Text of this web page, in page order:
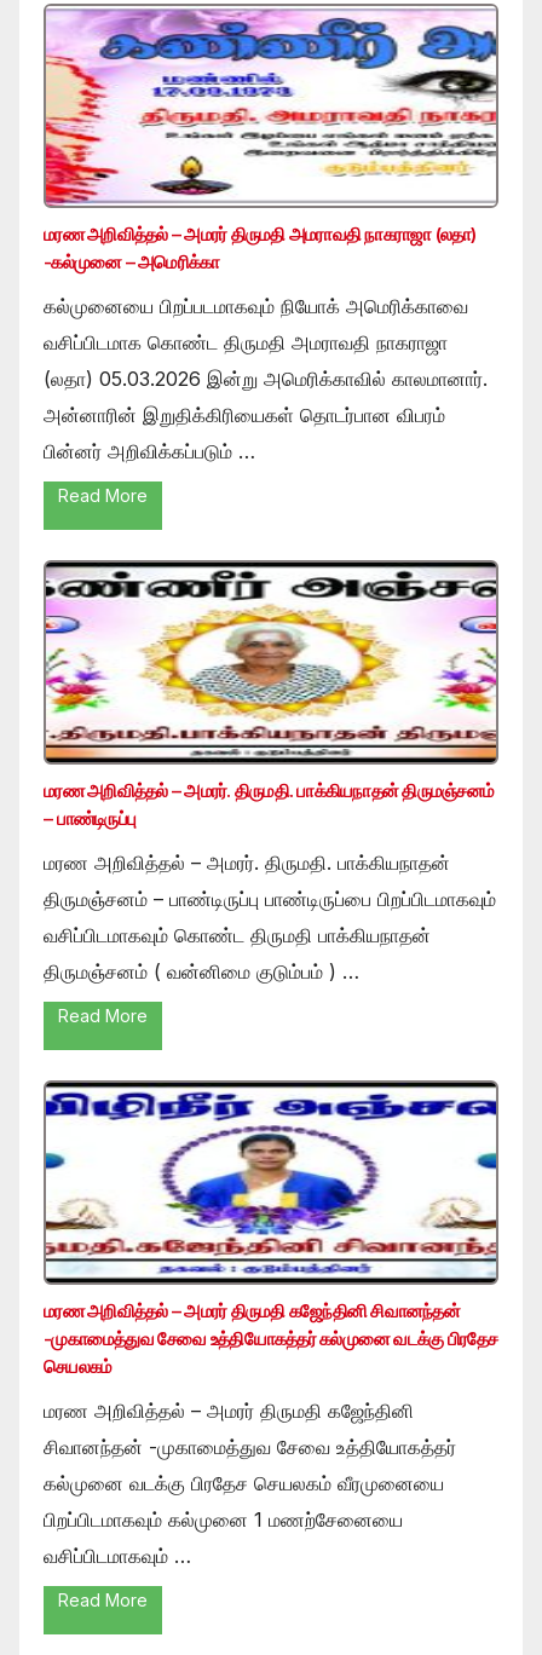
மரண அறிவித்தல் – அமரர் திருமதி அமராவதி நாகராஜா (லதா)
-கல்முனை – அமெரிக்கா
கல்முனையை பிறப்படமாகவும் நியோக் அமெரிக்காவை
வசிப்பிடமாக கொண்ட திருமதி அமராவதி நாகராஜா
(லதா) 05.03.2026 இன்று அமெரிக்காவில் காலமானார்.
அன்னாரின் இறுதிக்கிரியைகள் தொடர்பான விபரம்
பின்னர் அறிவிக்கப்படும் …
Read More
மரண அறிவித்தல் – அமரர். திருமதி. பாக்கியநாதன் திருமஞ்சனம்
– பாண்டிருப்பு
மரண அறிவித்தல் – அமரர். திருமதி. பாக்கியநாதன்
திருமஞ்சனம் – பாண்டிருப்பு பாண்டிருப்பை பிறப்பிடமாகவும்
வசிப்பிடமாகவும் கொண்ட திருமதி பாக்கியநாதன்
திருமஞ்சனம் ( வன்னிமை குடும்பம் ) …
Read More
மரண அறிவித்தல் – அமரர் திருமதி கஜேந்தினி சிவானந்தன்
-முகாமைத்துவ சேவை உத்தியோகத்தர் கல்முனை வடக்கு பிரதேச
செயலகம்
மரண அறிவித்தல் – அமரர் திருமதி கஜேந்தினி
சிவானந்தன் -முகாமைத்துவ சேவை உத்தியோகத்தர்
கல்முனை வடக்கு பிரதேச செயலகம் வீரமுனையை
பிறப்பிடமாகவும் கல்முனை 1 மணற்சேனையை
வசிப்பிடமாகவும் …
Read More